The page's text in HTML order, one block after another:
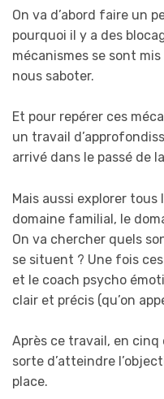
On va d’abord faire un
pourquoi il y a des
mécanismes se sont
nous saboter.
Et pour repérer ces
un travail
arrivé dans le passé de
Mais aussi explorer tous
domaine familial, le
On va chercher quels
se situent ? Une fois
et le coach psycho
clair et précis (qu’on
Après ce travail, en cinq
sorte d’atteindre
place.